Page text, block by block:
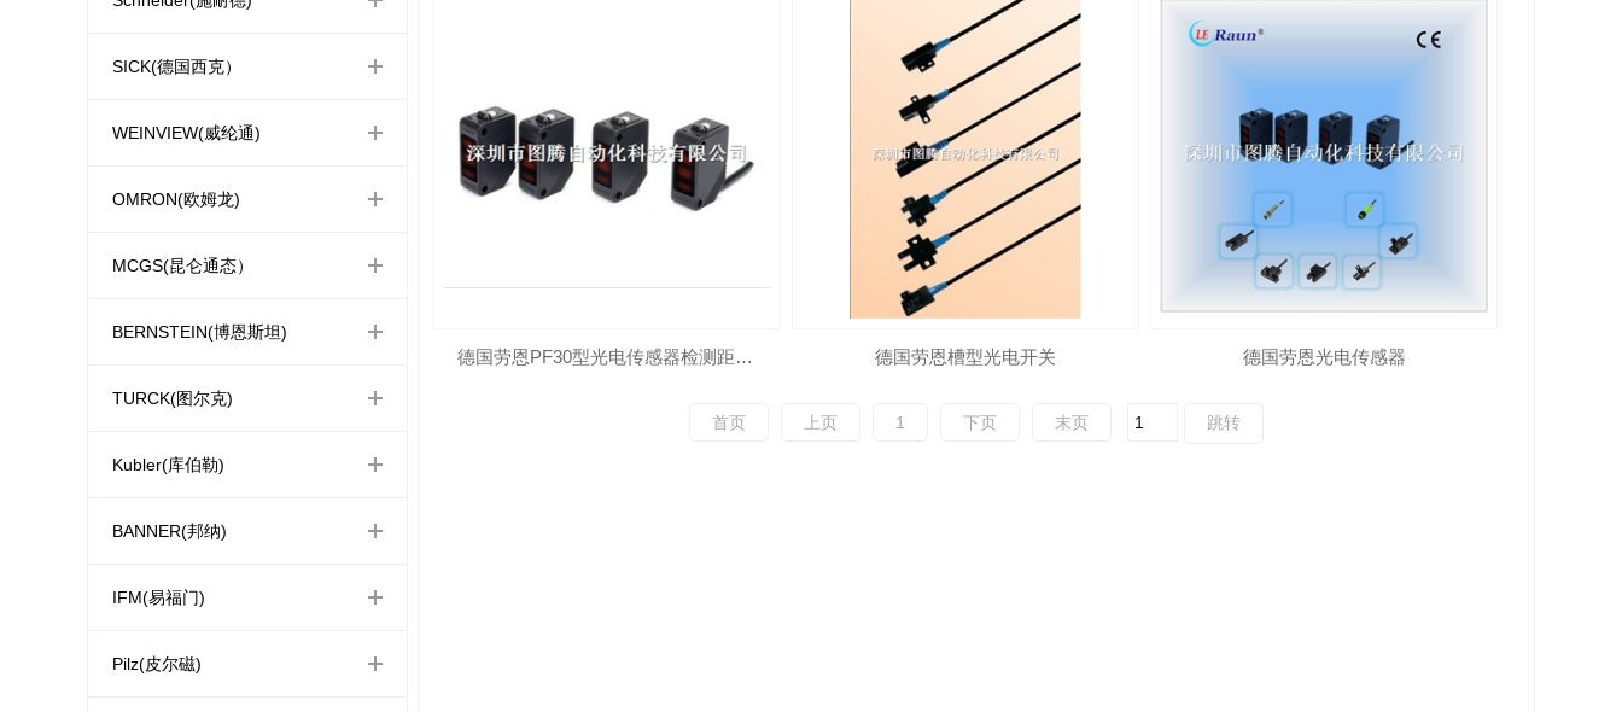
SICK(德国西克）
WEINVIEW(威纶通)
OMRON(欧姆龙)
MCGS(昆仑通态）
BERNSTEIN(博恩斯坦)
TURCK(图尔克)
Kubler(库伯勒)
BANNER(邦纳)
IFM(易福门)
Pilz(皮尔磁)
德国劳恩PF30型光电传感器检测距离 30cm/2m/5m 德国劳恩槽型光电开关 德国劳恩光电传感器
首页 上页 1 下页 末页